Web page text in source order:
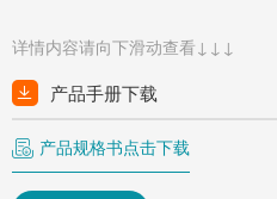
详情内容请向下滑动查看↓↓↓
产品手册下载
产品规格书点击下载